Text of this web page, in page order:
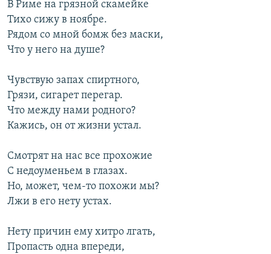
В Риме на грязной скамейке
Тихо сижу в ноябре.
Рядом со мной бомж без маски,
Что у него на душе?
Чувствую запах спиртного,
Грязи, сигарет перегар.
Что между нами родного?
Кажись, он от жизни устал.
Смотрят на нас все прохожие
С недоуменьем в глазах.
Но, может, чем-то похожи мы?
Лжи в его нету устах.
Нету причин ему хитро лгать,
Пропасть одна впереди,